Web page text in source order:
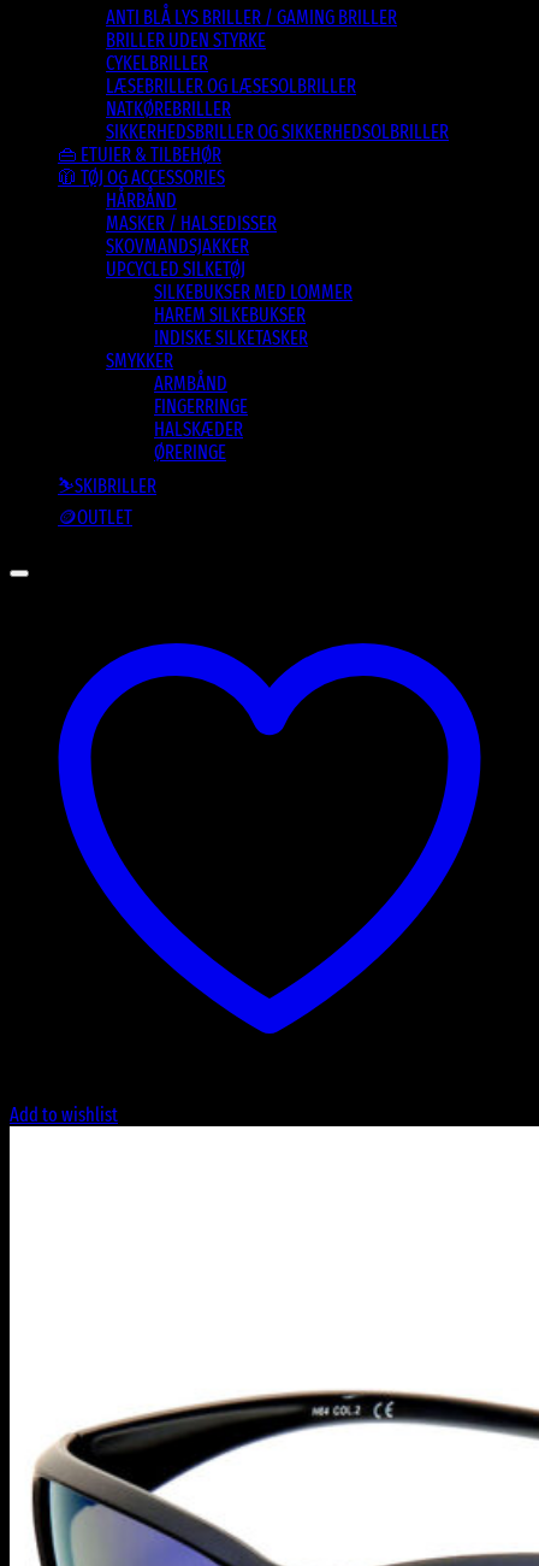
ANTI BLÅ LYS BRILLER / GAMING BRILLER
BRILLER UDEN STYRKE
CYKELBRILLER
LÆSEBRILLER OG LÆSESOLBRILLER
NATKØREBRILLER
SIKKERHEDSBRILLER OG SIKKERHEDSOLBRILLER
👜 ETUIER & TILBEHØR
🧥 TØJ OG ACCESSORIES
HÅRBÅND
MASKER / HALSEDISSER
SKOVMANDSJAKKER
UPCYCLED SILKETØJ
SILKEBUKSER MED LOMMER
HAREM SILKEBUKSER
INDISKE SILKETASKER
SMYKKER
ARMBÅND
FINGERRINGE
HALSKÆDER
ØRERINGE
⛷️SKIBRILLER
🪙OUTLET
Add to wishlist